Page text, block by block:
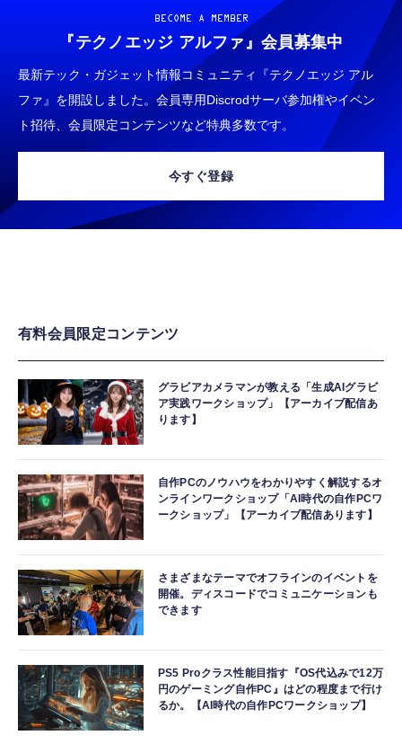
BECOME A MEMBER
『テクノエッジ アルファ』 会員募集中
最新テック・ガジェット情報コミュニティ『テクノエッジ アル
ファ』を開設しました。会員専用Discrodサーバ参加権やイベン
ト招待、会員限定コンテンツなど特典多数です。
今すぐ登録
有料会員限定コンテンツ
グラビアカメラマンが教える「生成AIグラビ
ア実践ワークショップ」【アーカイブ配信あ
ります】
自作PCのノウハウをわかりやすく解説するオ
ンラインワークショップ「AI時代の自作PCワ
ークショップ」【アーカイブ配信あります】
さまざまなテーマでオフラインのイベントを
開催。ディスコードでコミュニケーションも
できます
PS5 Proクラス性能目指す『OS代込みで12万
円のゲーミング自作PC』はどの程度まで行け
るか。【AI時代の自作PCワークショップ】